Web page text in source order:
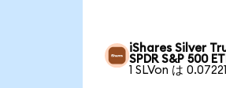
iShares Silver
SPDR S&P 500
1 SLVon は